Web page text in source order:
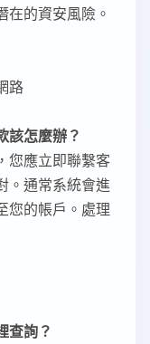
在的資安風險。
路
該怎麼辦？
您應立即聯繫客
。通常系統會進
您的帳戶。處理
查詢？